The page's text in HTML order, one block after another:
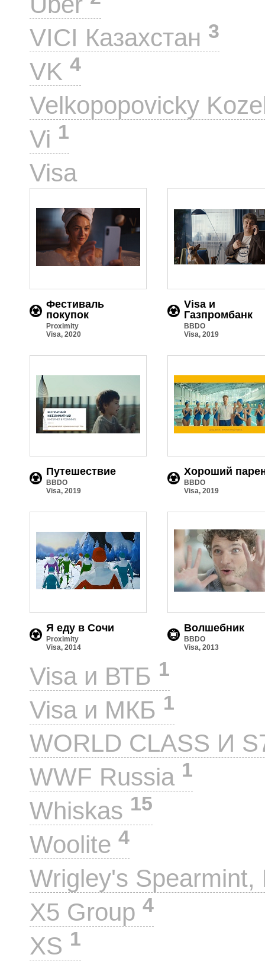
VICI Казахстан 3
VK 4
Velkopopovicky
Vi 1
Visa
Фестиваль
покупок
Proximity
Visa, 2020
Visa и
Газпромбанк
BBDO
Visa, 2019
Путешествие
BBDO
Visa, 2019
Хороший
BBDO
Visa, 2019
Я еду в Сочи
Proximity
Visa, 2014
Волшебник
BBDO
Visa, 2013
Visa и ВТБ 1
Visa и МКБ 1
WORLD CLASS И
WWF Russia 1
Whiskas 15
Woolite 4
Wrigley's
X5 Group 4
XS 1